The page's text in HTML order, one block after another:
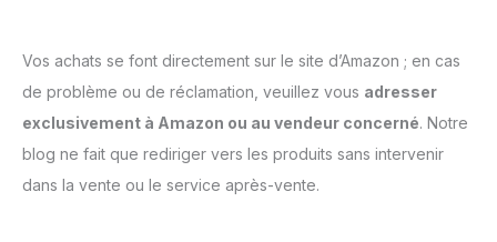
Vos achats se font directement sur le site d’Amazon ; en cas
de problème ou de réclamation, veuillez vous adresser
exclusivement à Amazon ou au vendeur concerné. Notre
blog ne fait que rediriger vers les produits sans intervenir
dans la vente ou le service après-vente.